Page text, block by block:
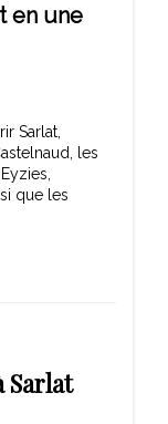
en une
Sarlat,
les
que les
Sarlat